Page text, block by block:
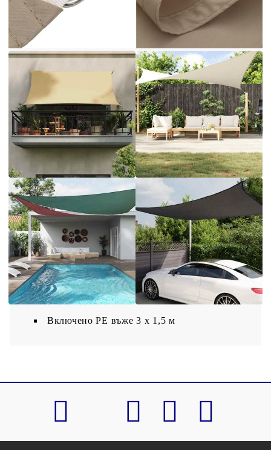
може да се използва в различни външни
пространства, като вашата градина, тераса,
детска площадка или балкон. Изработено от
оксфорд плат с PU покритие, слънцезащитното
платно ще ви предпази от пряка слънчева
светлина и дъжд. Тъканта е специално
обработена, така че е устойчива на мухъл и UV
лъчи. Сенникът е лесен за сглобяване
благодарение на крепежните елементи от
неръждаема стомана във всеки ъгъл и
включените въжета. Добре е да знаете:
Монтирайте 2 ъгъла на платната по-високо от
останалите, за да позволите на водата да се
оттича.
Цвят: Таупе
Материал: Оксфорд плат с PU покритие
Размери: 3,5 x 3,5 x 4,9 м
Форма: Триъгълна
Водоустойчиво
UV-защита
Закопчалки от неръждаема стомана на
всеки ъгъл
Включено PE въже 3 x 1,5 м